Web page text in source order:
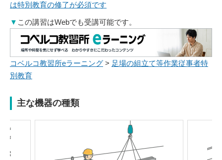
は特別教育の修了が必須です
▼ この講習はWebでも受講可能です。
コベルコ教習所eラーニング > 足場の組立て等作業従事者特
別教育
主な機器の種類